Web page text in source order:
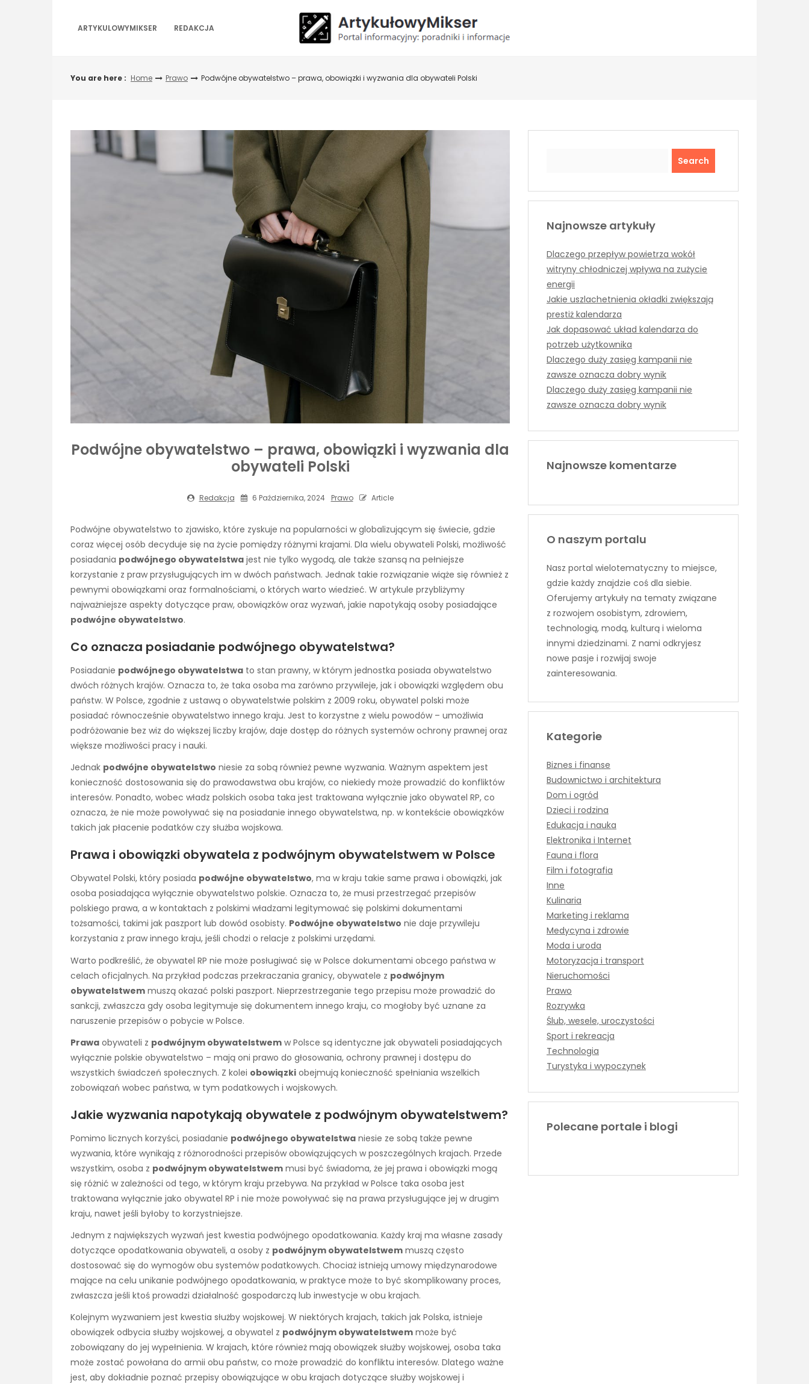
ARTYKULOWYMIKSER REDAKCJA
You are here : Home Prawo Podwójne obywatelstwo – prawa, obowiązki i wyzwania dla obywateli Polski
Podwójne obywatelstwo – prawa, obowiązki i wyzwania dla
obywateli Polski
Redakcja 6 Października, 2024 Prawo Article
Podwójne obywatelstwo to zjawisko, które zyskuje na popularności w globalizującym się świecie, gdzie
coraz więcej osób decyduje się na życie pomiędzy różnymi krajami. Dla wielu obywateli Polski, możliwość
posiadania podwójnego obywatelstwa jest nie tylko wygodą, ale także szansą na pełniejsze
korzystanie z praw przysługujących im w dwóch państwach. Jednak takie rozwiązanie wiąże się również z
pewnymi obowiązkami oraz formalnościami, o których warto wiedzieć. W artykule przybliżymy
najważniejsze aspekty dotyczące praw, obowiązków oraz wyzwań, jakie napotykają osoby posiadające
podwójne obywatelstwo.
Co oznacza posiadanie podwójnego obywatelstwa?
Posiadanie podwójnego obywatelstwa to stan prawny, w którym jednostka posiada obywatelstwo
dwóch różnych krajów. Oznacza to, że taka osoba ma zarówno przywileje, jak i obowiązki względem obu
państw. W Polsce, zgodnie z ustawą o obywatelstwie polskim z 2009 roku, obywatel polski może
posiadać równocześnie obywatelstwo innego kraju. Jest to korzystne z wielu powodów – umożliwia
podróżowanie bez wiz do większej liczby krajów, daje dostęp do różnych systemów ochrony prawnej oraz
większe możliwości pracy i nauki.
Jednak podwójne obywatelstwo niesie za sobą również pewne wyzwania. Ważnym aspektem jest
konieczność dostosowania się do prawodawstwa obu krajów, co niekiedy może prowadzić do konfliktów
interesów. Ponadto, wobec władz polskich osoba taka jest traktowana wyłącznie jako obywatel RP, co
oznacza, że nie może powoływać się na posiadanie innego obywatelstwa, np. w kontekście obowiązków
takich jak płacenie podatków czy służba wojskowa.
Prawa i obowiązki obywatela z podwójnym obywatelstwem w Polsce
Obywatel Polski, który posiada podwójne obywatelstwo, ma w kraju takie same prawa i obowiązki, jak
osoba posiadająca wyłącznie obywatelstwo polskie. Oznacza to, że musi przestrzegać przepisów
polskiego prawa, a w kontaktach z polskimi władzami legitymować się polskimi dokumentami
tożsamości, takimi jak paszport lub dowód osobisty. Podwójne obywatelstwo nie daje przywileju
korzystania z praw innego kraju, jeśli chodzi o relacje z polskimi urzędami.
Warto podkreślić, że obywatel RP nie może posługiwać się w Polsce dokumentami obcego państwa w
celach oficjalnych. Na przykład podczas przekraczania granicy, obywatele z podwójnym
obywatelstwem muszą okazać polski paszport. Nieprzestrzeganie tego przepisu może prowadzić do
sankcji, zwłaszcza gdy osoba legitymuje się dokumentem innego kraju, co mogłoby być uznane za
naruszenie przepisów o pobycie w Polsce.
Prawa obywateli z podwójnym obywatelstwem w Polsce są identyczne jak obywateli posiadających
wyłącznie polskie obywatelstwo – mają oni prawo do głosowania, ochrony prawnej i dostępu do
wszystkich świadczeń społecznych. Z kolei obowiązki obejmują konieczność spełniania wszelkich
zobowiązań wobec państwa, w tym podatkowych i wojskowych.
Jakie wyzwania napotykają obywatele z podwójnym obywatelstwem?
Pomimo licznych korzyści, posiadanie podwójnego obywatelstwa niesie ze sobą także pewne
wyzwania, które wynikają z różnorodności przepisów obowiązujących w poszczególnych krajach. Przede
wszystkim, osoba z podwójnym obywatelstwem musi być świadoma, że jej prawa i obowiązki mogą
się różnić w zależności od tego, w którym kraju przebywa. Na przykład w Polsce taka osoba jest
traktowana wyłącznie jako obywatel RP i nie może powoływać się na prawa przysługujące jej w drugim
kraju, nawet jeśli byłoby to korzystniejsze.
Jednym z największych wyzwań jest kwestia podwójnego opodatkowania. Każdy kraj ma własne zasady
dotyczące opodatkowania obywateli, a osoby z podwójnym obywatelstwem muszą często
dostosować się do wymogów obu systemów podatkowych. Chociaż istnieją umowy międzynarodowe
mające na celu unikanie podwójnego opodatkowania, w praktyce może to być skomplikowany proces,
zwłaszcza jeśli ktoś prowadzi działalność gospodarczą lub inwestycje w obu krajach.
Kolejnym wyzwaniem jest kwestia służby wojskowej. W niektórych krajach, takich jak Polska, istnieje
obowiązek odbycia służby wojskowej, a obywatel z podwójnym obywatelstwem może być
zobowiązany do jej wypełnienia. W krajach, które również mają obowiązek służby wojskowej, osoba taka
może zostać powołana do armii obu państw, co może prowadzić do konfliktu interesów. Dlatego ważne
jest, aby dokładnie poznać przepisy obowiązujące w obu krajach dotyczące służby wojskowej i
Najnowsze artykuły
Dlaczego przepływ powietrza wokół
witryny chłodniczej wpływa na zużycie
energii
Jakie uszlachetnienia okładki zwiększają
prestiż kalendarza
Jak dopasować układ kalendarza do
potrzeb użytkownika
Dlaczego duży zasięg kampanii nie
zawsze oznacza dobry wynik
Dlaczego duży zasięg kampanii nie
zawsze oznacza dobry wynik
Najnowsze komentarze
O naszym portalu
Nasz portal wielotematyczny to miejsce,
gdzie każdy znajdzie coś dla siebie.
Oferujemy artykuły na tematy związane
z rozwojem osobistym, zdrowiem,
technologią, modą, kulturą i wieloma
innymi dziedzinami. Z nami odkryjesz
nowe pasje i rozwijaj swoje
zainteresowania.
Kategorie
Biznes i finanse
Budownictwo i architektura
Dom i ogród
Dzieci i rodzina
Edukacja i nauka
Elektronika i Internet
Fauna i flora
Film i fotografia
Inne
Kulinaria
Marketing i reklama
Medycyna i zdrowie
Moda i uroda
Motoryzacja i transport
Nieruchomości
Prawo
Rozrywka
Ślub, wesele, uroczystości
Sport i rekreacja
Technologia
Turystyka i wypoczynek
Polecane portale i blogi